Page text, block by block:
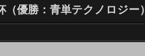
優勝：青単テクノロジー）